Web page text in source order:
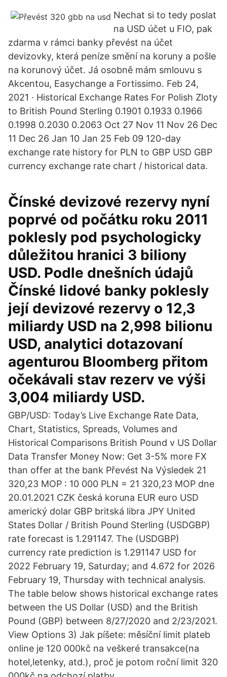
Nechat si to tedy poslat
na USD účet u FIO, pak
zdarma v rámci banky převést na účet
devizovky, která peníze smění na koruny a pošle
na korunový účet. Já osobně mám smlouvu s
Akcentou, Easychange a Fortissimo. Feb 24,
2021 · Historical Exchange Rates For Polish Zloty
to British Pound Sterling 0.1901 0.1933 0.1966
0.1998 0.2030 0.2063 Oct 27 Nov 11 Nov 26 Dec
11 Dec 26 Jan 10 Jan 25 Feb 09 120-day
exchange rate history for PLN to GBP USD GBP
currency exchange rate chart / historical data.
Čínské devizové rezervy nyní
poprvé od počátku roku 2011
poklesly pod psychologicky
důležitou hranici 3 biliony
USD. Podle dnešních údajů
Čínské lidové banky poklesly
její devizové rezervy o 12,3
miliardy USD na 2,998 bilionu
USD, analytici dotazovaní
agenturou Bloomberg přitom
očekávali stav rezerv ve výši
3,004 miliardy USD.
GBP/USD: Today’s Live Exchange Rate Data,
Chart, Statistics, Spreads, Volumes and
Historical Comparisons British Pound v US Dollar
Data Transfer Money Now: Get 3-5% more FX
than offer at the bank Převést Na Výsledek 21
320,23 MOP : 10 000 PLN = 21 320,23 MOP dne
20.01.2021 CZK česká koruna EUR euro USD
americký dolar GBP britská libra JPY United
States Dollar / British Pound Sterling (USDGBP)
rate forecast is 1.291147. The (USDGBP)
currency rate prediction is 1.291147 USD for
2022 February 19, Saturday; and 4.672 for 2026
February 19, Thursday with technical analysis.
The table below shows historical exchange rates
between the US Dollar (USD) and the British
Pound (GBP) between 8/27/2020 and 2/23/2021.
View Options 3) Jak píšete: měsíční limit plateb
online je 120 000kč na veškeré transakce(na
hotel,letenky, atd.), proč je potom roční limit 320